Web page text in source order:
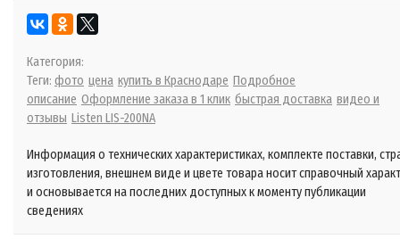
Категория:
Теги: фото цена купить в Краснодаре Подробное
описание Оформление заказа в 1 клик быстрая доставка видео и
отзывы Listen LIS-200NA
Информация о технических характеристиках, комплекте поставки,
изготовления, внешнем виде и цвете товара носит справочный
и основывается на последних доступных к моменту публикации
сведениях